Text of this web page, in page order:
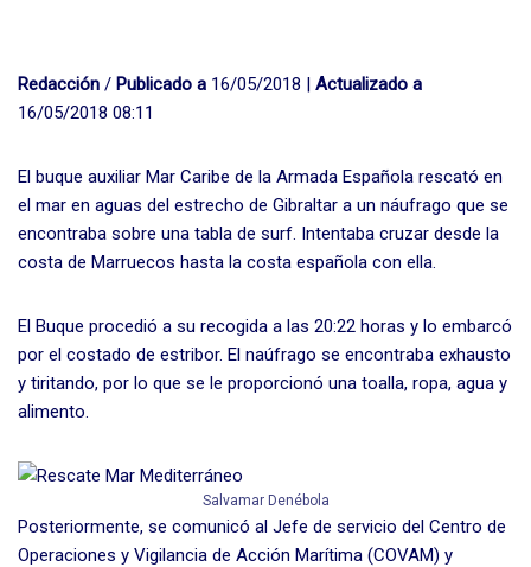
Redacción / Publicado a 16/05/2018 | Actualizado a
16/05/2018 08:11
El buque auxiliar Mar Caribe de la Armada Española rescató en
el mar en aguas del estrecho de Gibraltar a un náufrago que se
encontraba sobre una tabla de surf. Intentaba cruzar desde la
costa de Marruecos hasta la costa española con ella.
El Buque procedió a su recogida a las 20:22 horas y lo embarcó
por el costado de estribor. El naúfrago se encontraba exhausto
y tiritando, por lo que se le proporcionó una toalla, ropa, agua y
alimento.
Salvamar Denébola
Posteriormente, se comunicó al Jefe de servicio del Centro de
Operaciones y Vigilancia de Acción Marítima (COVAM) y